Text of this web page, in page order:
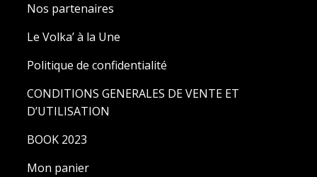
Nos partenaires
Le Volka’ à la Une
Politique de confidentialité
CONDITIONS GENERALES DE VENTE ET
D’UTILISATION
BOOK 2023
Mon panier